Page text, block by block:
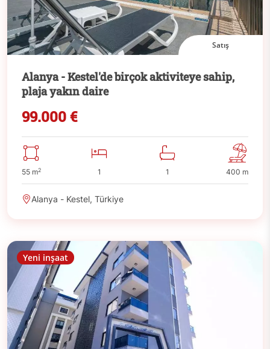
Satış
Alanya - Kestel'de birçok aktiviteye sahip,
plaja yakın daire
99.000 €
55 m2 1 1 400 m
Alanya - Kestel, Türkiye
Yeni inşaat